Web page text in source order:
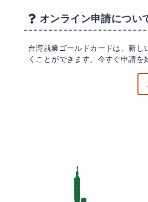
オンライン申請につい
台湾就業ゴールドカードは、新し
くことができます。今すぐ申請を